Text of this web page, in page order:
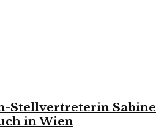
Stellvertreterin Sabine
in Wien